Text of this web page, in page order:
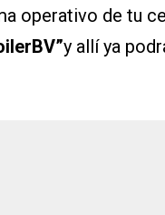
operativo de tu
y allí ya